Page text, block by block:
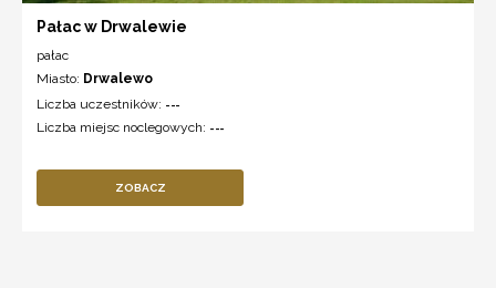
Pałac w Drwalewie
pałac
Miasto: Drwalewo
Liczba uczestników: ---
Liczba miejsc noclegowych: ---
ZOBACZ